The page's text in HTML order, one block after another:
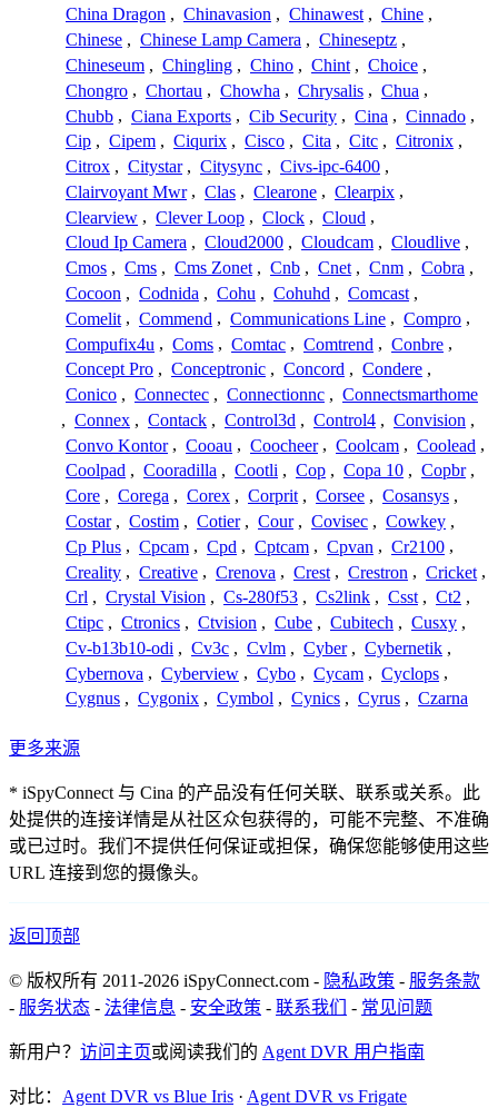
China Dragon , Chinavasion , Chinawest , Chine ,
Chinese , Chinese Lamp Camera , Chineseptz ,
Chineseum , Chingling , Chino , Chint , Choice ,
Chongro , Chortau , Chowha , Chrysalis , Chua ,
Chubb , Ciana Exports , Cib Security , Cina , Cinnado ,
Cip , Cipem , Ciqurix , Cisco , Cita , Citc , Citronix ,
Citrox , Citystar , Citysync , Civs-ipc-6400 ,
Clairvoyant Mwr , Clas , Clearone , Clearpix ,
Clearview , Clever Loop , Clock , Cloud ,
Cloud Ip Camera , Cloud2000 , Cloudcam , Cloudlive ,
Cmos , Cms , Cms Zonet , Cnb , Cnet , Cnm , Cobra ,
Cocoon , Codnida , Cohu , Cohuhd , Comcast ,
Comelit , Commend , Communications Line , Compro ,
Compufix4u , Coms , Comtac , Comtrend , Conbre ,
Concept Pro , Conceptronic , Concord , Condere ,
Conico , Connectec , Connectionnc , Connectsmarthome
, Connex , Contack , Control3d , Control4 , Convision ,
Convo Kontor , Cooau , Coocheer , Coolcam , Coolead ,
Coolpad , Cooradilla , Cootli , Cop , Copa 10 , Copbr ,
Core , Corega , Corex , Corprit , Corsee , Cosansys ,
Costar , Costim , Cotier , Cour , Covisec , Cowkey ,
Cp Plus , Cpcam , Cpd , Cptcam , Cpvan , Cr2100 ,
Creality , Creative , Crenova , Crest , Crestron , Cricket ,
Crl , Crystal Vision , Cs-280f53 , Cs2link , Csst , Ct2 ,
Ctipc , Ctronics , Ctvision , Cube , Cubitech , Cusxy ,
Cv-b13b10-odi , Cv3c , Cvlm , Cyber , Cybernetik ,
Cybernova , Cyberview , Cybo , Cycam , Cyclops ,
Cygnus , Cygonix , Cymbol , Cynics , Cyrus , Czarna
更多来源
* iSpyConnect 与 Cina 的产品没有任何关联、联系或关系。此
处提供的连接详情是从社区众包获得的，可能不完整、不准确
或已过时。我们不提供任何保证或担保，确保您能够使用这些
URL 连接到您的摄像头。
返回顶部
© 版权所有 2011-2026 iSpyConnect.com - 隐私政策 - 服务条款
- 服务状态 - 法律信息 - 安全政策 - 联系我们 - 常见问题
新用户？ 访问主页或阅读我们的 Agent DVR 用户指南
对比： Agent DVR vs Blue Iris · Agent DVR vs Frigate